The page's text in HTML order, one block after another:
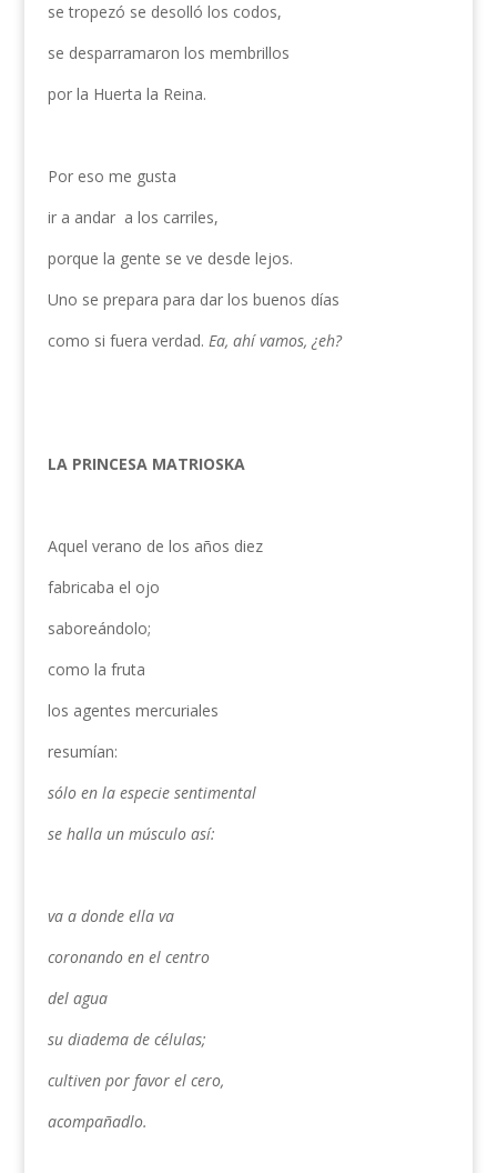
se tropezó se desolló los codos,
se desparramaron los membrillos
por la Huerta la Reina.
Por eso me gusta
ir a andar a los carriles,
porque la gente se ve desde lejos.
Uno se prepara para dar los buenos días
como si fuera verdad. Ea, ahí vamos, ¿eh?
LA PRINCESA MATRIOSKA
Aquel verano de los años diez
fabricaba el ojo
saboreándolo;
como la fruta
los agentes mercuriales
resumían:
sólo en la especie sentimental
se halla un músculo así:
va a donde ella va
coronando en el centro
del agua
su diadema de células;
cultiven por favor el cero,
acompañadlo.